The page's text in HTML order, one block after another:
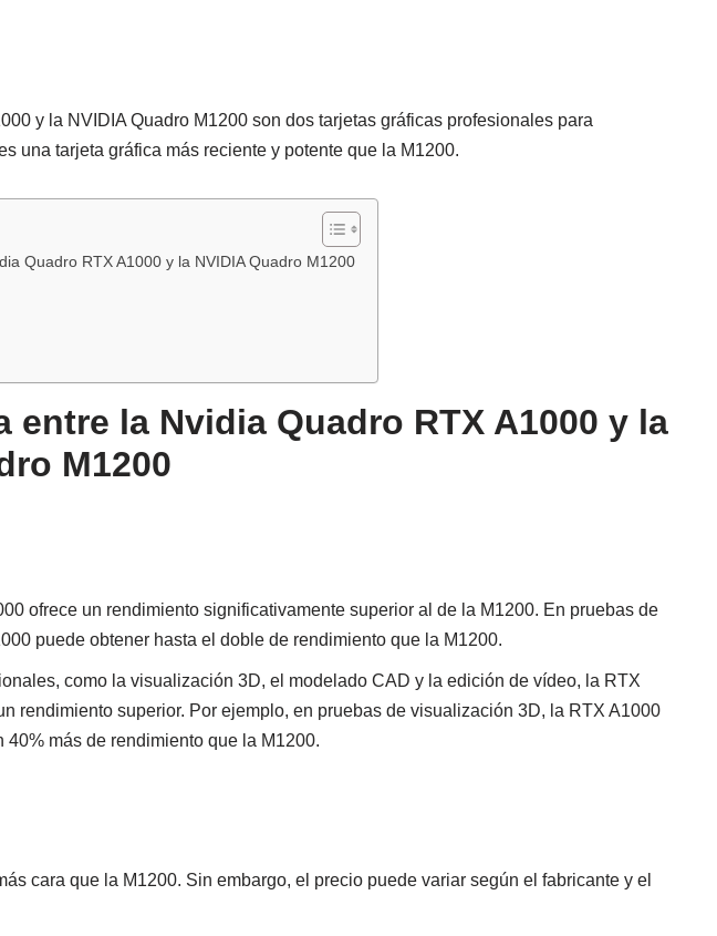
y la NVIDIA Quadro M1200 son dos tarjetas gráficas profesionales para
una tarjeta gráfica más reciente y potente que la M1200.
Quadro RTX A1000 y la NVIDIA Quadro M1200
entre la Nvidia Quadro RTX A1000 y la
M1200
ofrece un rendimiento significativamente superior al de la M1200. En pruebas de
puede obtener hasta el doble de rendimiento que la M1200.
como la visualización 3D, el modelado CAD y la edición de vídeo, la RTX
rendimiento superior. Por ejemplo, en pruebas de visualización 3D, la RTX A1000
40% más de rendimiento que la M1200.
cara que la M1200. Sin embargo, el precio puede variar según el fabricante y el